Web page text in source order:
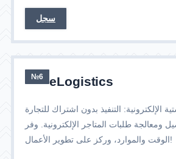
سجل
№6 eLogistics
الإلكترونية: التنفيذ بدون اشتراك للتجارة
ومعالجة طلبات المتاجر الإلكترونية. وفر
الوقت والموارد، وركز على تطوير الأعمال!